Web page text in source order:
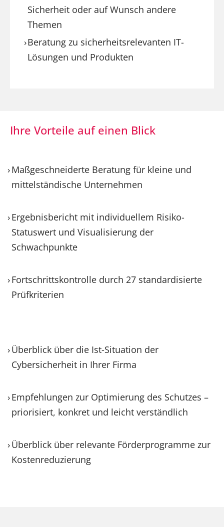
Sicherheit oder auf Wunsch andere
Themen
Beratung zu sicherheitsrelevanten IT-
Lösungen und Produkten
Ihre Vorteile auf einen Blick
Maßgeschneiderte Beratung für kleine und
mittelständische Unternehmen
Ergebnisbericht mit individuellem Risiko-
Statuswert und Visualisierung der
Schwachpunkte
Fortschrittskontrolle durch 27 standardisierte
Prüfkriterien
Überblick über die Ist-Situation der
Cybersicherheit in Ihrer Firma
Empfehlungen zur Optimierung des Schutzes –
priorisiert, konkret und leicht verständlich
Überblick über relevante Förderprogramme zur
Kostenreduzierung